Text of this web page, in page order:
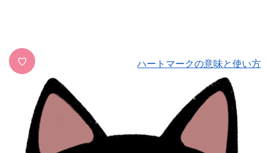
♡ ハートマークの意味と使い方